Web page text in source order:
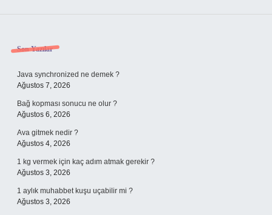
Sidebar
Son Yazılar
Java synchronized ne demek ?
Ağustos 7, 2026
Bağ kopması sonucu ne olur ?
Ağustos 6, 2026
Ava gitmek nedir ?
Ağustos 4, 2026
1 kg vermek için kaç adım atmak gerekir ?
Ağustos 3, 2026
1 aylık muhabbet kuşu uçabilir mi ?
Ağustos 3, 2026